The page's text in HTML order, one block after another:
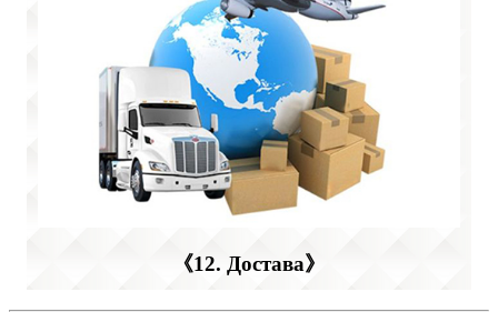
《12. Достава》